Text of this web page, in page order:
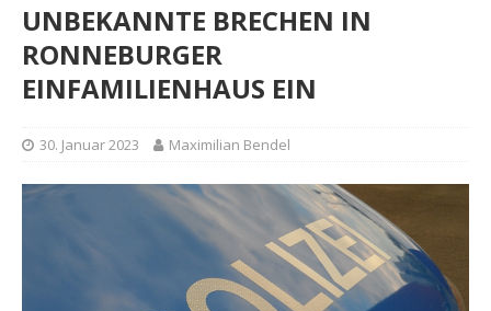
UNBEKANNTE BRECHEN IN
RONNEBURGER
EINFAMILIENHAUS EIN
30. Januar 2023 Maximilian Bendel